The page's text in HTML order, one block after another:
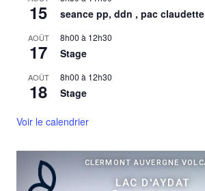
15 seance pp, ddn , pac claudette
AOÛT
17
8h00 à 12h30
Stage
AOÛT
18
8h00 à 12h30
Stage
Voir le calendrier